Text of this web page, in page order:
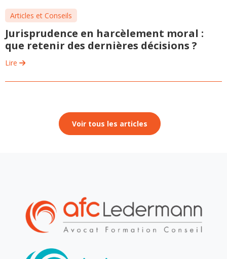
Articles et Conseils
Jurisprudence en harcèlement moral :
que retenir des dernières décisions ?
Lire
Voir tous les articles